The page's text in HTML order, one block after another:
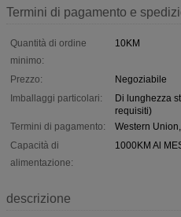
Termini di pagamento e
Quantità di ordine
minimo:
10KM
Prezzo:
Negoziabile
Imballaggi particolari:
Di lunghezza
requisiti)
Termini di pagamento:
Western
Capacità di
alimentazione:
1000KM Al
descrizione